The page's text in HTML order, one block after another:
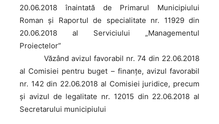
20.06.2018 înaintată de Primarul Municipiului
Roman şi Raportul de specialitate nr. 11929 din
20.06.2018 al Serviciului „Managementul
Proiectelor”
Văzând avizul favorabil nr. 74 din 22.06.2018
al Comisiei pentru buget – finanţe, avizul favorabil
nr. 142 din 22.06.2018 al Comisiei juridice, precum
şi avizul de legalitate nr. 12015 din 22.06.2018 al
Secretarului municipiului